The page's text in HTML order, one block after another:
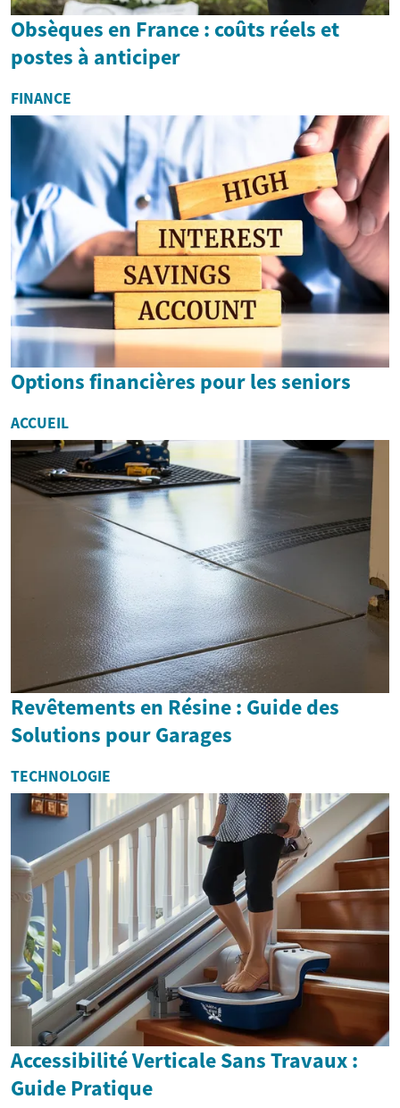
Obsèques en France : coûts réels et
postes à anticiper
FINANCE
Options financières pour les seniors
ACCUEIL
Revêtements en Résine : Guide des
Solutions pour Garages
TECHNOLOGIE
Accessibilité Verticale Sans Travaux :
Guide Pratique